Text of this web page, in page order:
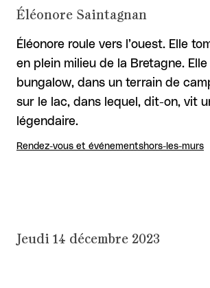
Éléonore Saintagnan
Éléonore roule vers l’ouest. Elle
en plein milieu de la Bretagne.
bungalow, dans un terrain de
sur le lac, dans lequel, dit-on, vit
légendaire.
Rendez-vous et événementshors-les-murs
Jeudi 14 décembre 2023